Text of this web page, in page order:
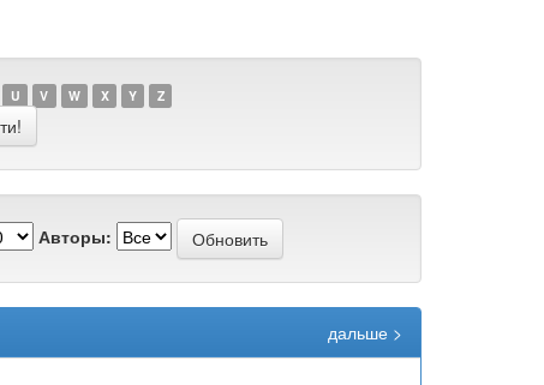
U V W X Y Z
Авторы:
дальше >